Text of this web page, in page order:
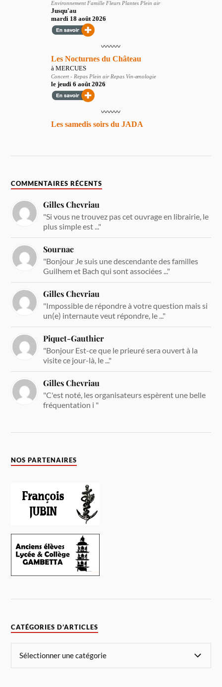
COMMENTAIRES RÉCENTS
Gilles Chevriau
"Si vous ne trouvez pas cet ouvrage en librairie, le
plus simple est ..."
Sournac
"Bonjour Je suis une descendante des familles
Guilhem et Bach qui sont associées ..."
Gilles Chevriau
"Impossible de répondre à votre question mais si
un(e) internaute veut répondre, le ..."
Piquet-Gauthier
"Bonjour Est-ce que le prieuré sera ouvert à la
visite ce jour-là, le ..."
Gilles Chevriau
"C'est noté, les organisateurs espèrent une belle
fréquentation i "
NOS PARTENAIRES
CATÉGORIES D’ARTICLES